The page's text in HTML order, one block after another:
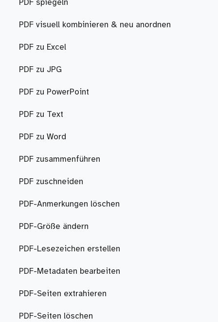
PDF spiegeln
PDF visuell kombinieren & neu anordnen
PDF zu Excel
PDF zu JPG
PDF zu PowerPoint
PDF zu Text
PDF zu Word
PDF zusammenführen
PDF zuschneiden
PDF-Anmerkungen löschen
PDF-Größe ändern
PDF-Lesezeichen erstellen
PDF-Metadaten bearbeiten
PDF-Seiten extrahieren
PDF-Seiten löschen